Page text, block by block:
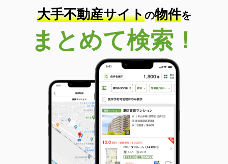
大手不動産サイトの物件を
まとめて検索！